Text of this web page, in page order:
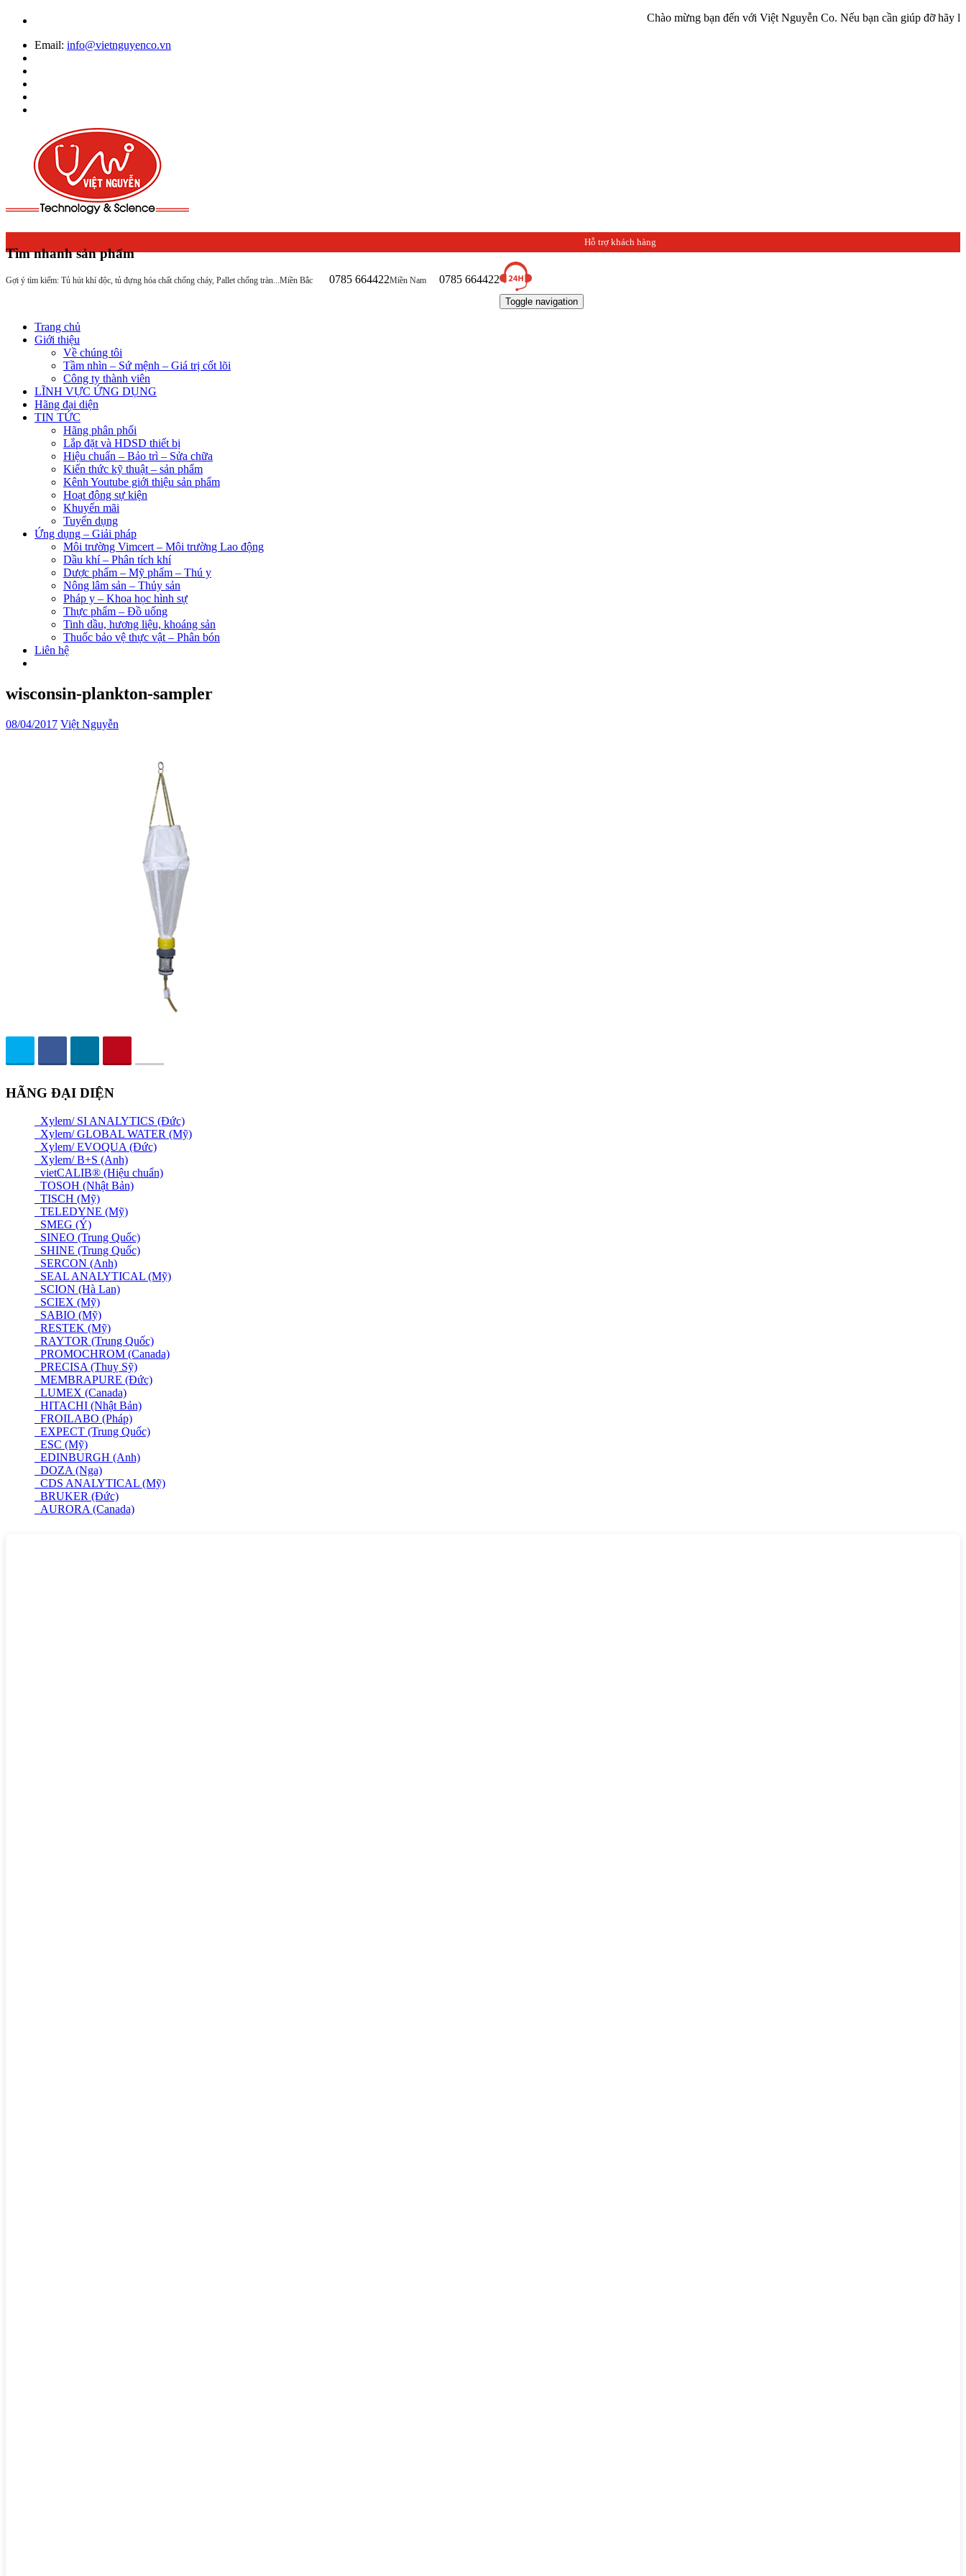
Chào mừng bạn đến với Việt Nguyễn Co. Nếu bạn cần giúp đỡ hãy liên hệ
Email: info@vietnguyenco.vn
Tìm nhanh sản phẩm
Gợi ý tìm kiếm: Tủ hút khí độc, tủ đựng hóa chất chống cháy, Pallet chống tràn...
Hỗ trợ khách hàng
Miền Bắc 0785 664422Miền Nam 0785 664422
Toggle navigation
Trang chủ
Giới thiệu
Về chúng tôi
Tầm nhìn – Sứ mệnh – Giá trị cốt lõi
Công ty thành viên
LĨNH VỰC ỨNG DỤNG
Hãng đại diện
TIN TỨC
Hãng phân phối
Lắp đặt và HDSD thiết bị
Hiệu chuẩn – Bảo trì – Sửa chữa
Kiến thức kỹ thuật – sản phẩm
Kênh Youtube giới thiệu sản phẩm
Hoạt động sự kiện
Khuyến mãi
Tuyển dụng
Ứng dụng – Giải pháp
Môi trường Vimcert – Môi trường Lao động
Dầu khí – Phân tích khí
Dược phẩm – Mỹ phẩm – Thú y
Nông lâm sản – Thủy sản
Pháp y – Khoa học hình sự
Thực phẩm – Đồ uống
Tinh dầu, hương liệu, khoáng sản
Thuốc bảo vệ thực vật – Phân bón
Liên hệ
wisconsin-plankton-sampler
08/04/2017 Việt Nguyễn
HÃNG ĐẠI DIỆN
Xylem/ SI ANALYTICS (Đức)
Xylem/ GLOBAL WATER (Mỹ)
Xylem/ EVOQUA (Đức)
Xylem/ B+S (Anh)
vietCALIB® (Hiệu chuẩn)
TOSOH (Nhật Bản)
TISCH (Mỹ)
TELEDYNE (Mỹ)
SMEG (Ý)
SINEO (Trung Quốc)
SHINE (Trung Quốc)
SERCON (Anh)
SEAL ANALYTICAL (Mỹ)
SCION (Hà Lan)
SCIEX (Mỹ)
SABIO (Mỹ)
RESTEK (Mỹ)
RAYTOR (Trung Quốc)
PROMOCHROM (Canada)
PRECISA (Thuỵ Sỹ)
MEMBRAPURE (Đức)
LUMEX (Canada)
HITACHI (Nhật Bản)
FROILABO (Pháp)
EXPECT (Trung Quốc)
ESC (Mỹ)
EDINBURGH (Anh)
DOZA (Nga)
CDS ANALYTICAL (Mỹ)
BRUKER (Đức)
AURORA (Canada)